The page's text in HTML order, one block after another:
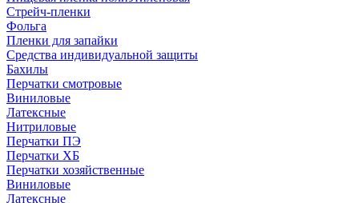
Стрейч-пленки
Фольга
Пленки для запайки
Средства индивидуальной защиты
Бахилы
Перчатки смотровые
Виниловые
Латексные
Нитриловые
Перчатки ПЭ
Перчатки ХБ
Перчатки хозяйственные
Виниловые
Латексные